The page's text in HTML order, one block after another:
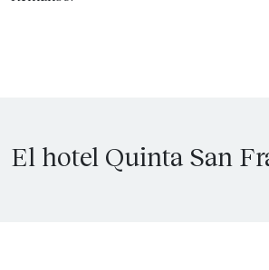
El hotel Quinta San